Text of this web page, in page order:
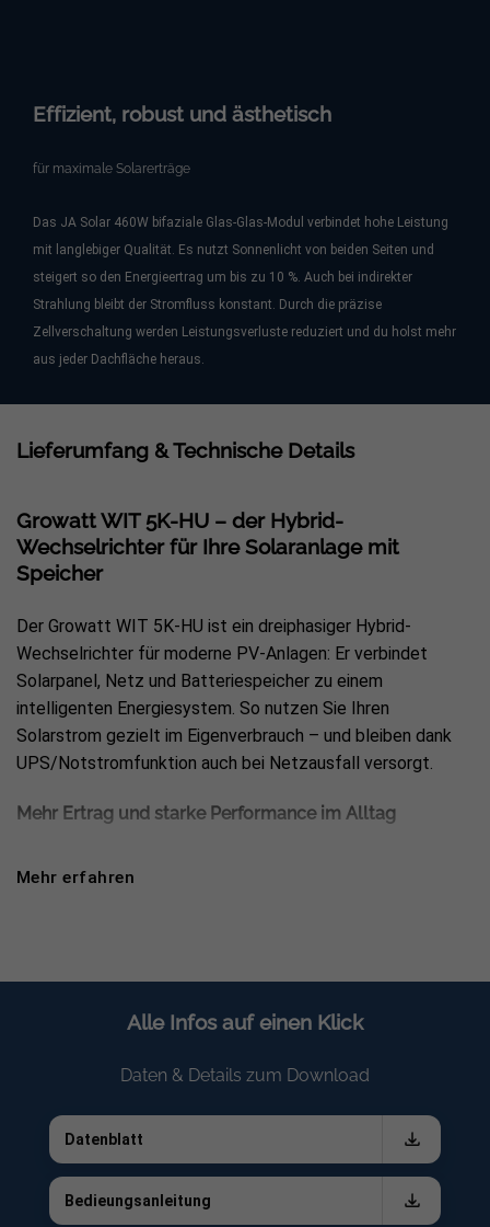
Effizient, robust und ästhetisch
für maximale Solarerträge
Das JA Solar 460W bifaziale Glas-Glas-Modul verbindet hohe Leistung
mit langlebiger Qualität. Es nutzt Sonnenlicht von beiden Seiten und
steigert so den Energieertrag um bis zu 10 %. Auch bei indirekter
Strahlung bleibt der Stromfluss konstant. Durch die präzise
Zellverschaltung werden Leistungsverluste reduziert und du holst mehr
aus jeder Dachfläche heraus.
Lieferumfang & Technische Details
Growatt WIT 5K-HU – der Hybrid-
Wechselrichter für Ihre Solaranlage mit
Speicher
Der Growatt WIT 5K-HU ist ein dreiphasiger Hybrid-
Wechselrichter für moderne PV-Anlagen: Er verbindet
Solarpanel, Netz und Batteriespeicher zu einem
intelligenten Energiesystem. So nutzen Sie Ihren
Solarstrom gezielt im Eigenverbrauch – und bleiben dank
UPS/Notstromfunktion auch bei Netzausfall versorgt.
Mehr Ertrag und starke Performance im Alltag
DC/AC-Verhältnis bis 1,6 für leistungsstarke PV-
Systeme) und unterstützt sowohl Lithium-Ionen- als auch
Blei-Säure-Speicher. In Kombination mit der Backup-
Funktion (UPS) und Black Start eignet sich der
Wechselrichter optimal für eine PV-Anlage mit Speicher –
Mehr erfahren
Alle Infos auf einen Klick
Daten & Details zum Download
Datenblatt
Bedieungsanleitung